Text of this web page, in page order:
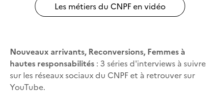
Les métiers du CNPF en vidéo
Nouveaux arrivants, Reconversions, Femmes à
hautes responsabilités : 3 séries d'interviews à suivre
sur les réseaux sociaux du CNPF et à retrouver sur
YouTube.